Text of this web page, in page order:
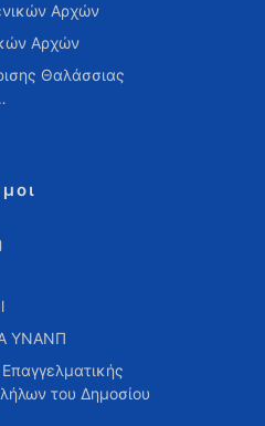
Αρχών
Αρχών
Θαλάσσιας
ΥΝΑΝΠ
του Δημοσίου